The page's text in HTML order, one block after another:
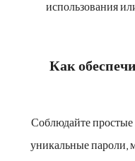
использования
5. Как
Соблюдайте простые
уникальные пароли,